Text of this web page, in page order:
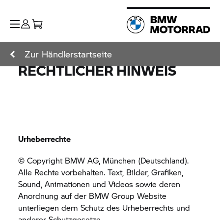
Zur Händlerstartseite
RECHTLICHER HINWEIS
Urheberrechte
© Copyright BMW AG, München (Deutschland).
Alle Rechte vorbehalten. Text, Bilder, Grafiken,
Sound, Animationen und Videos sowie deren
Anordnung auf der BMW Group Website
unterliegen dem Schutz des Urheberrechts und